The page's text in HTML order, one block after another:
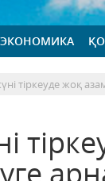
ЭКОНОМИКА
тіркеуде жоқ